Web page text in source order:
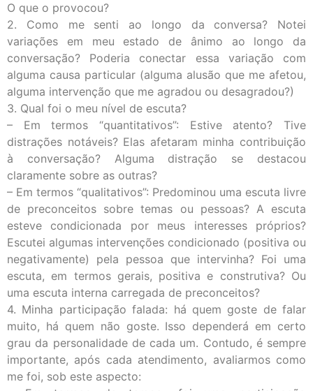
O que o provocou?
2. Como me senti ao longo da conversa? Notei
variações em meu estado de ânimo ao longo da
conversação? Poderia conectar essa variação com
alguma causa particular (alguma alusão que me afetou,
alguma intervenção que me agradou ou desagradou?)
3. Qual foi o meu nível de escuta?
– Em termos “quantitativos”: Estive atento? Tive
distrações notáveis? Elas afetaram minha contribuição
à conversação? Alguma distração se destacou
claramente sobre as outras?
– Em termos “qualitativos”: Predominou uma escuta livre
de preconceitos sobre temas ou pessoas? A escuta
esteve condicionada por meus interesses próprios?
Escutei algumas intervenções condicionado (positiva ou
negativamente) pela pessoa que intervinha? Foi uma
escuta, em termos gerais, positiva e construtiva? Ou
uma escuta interna carregada de preconceitos?
4. Minha participação falada: há quem goste de falar
muito, há quem não goste. Isso dependerá em certo
grau da personalidade de cada um. Contudo, é sempre
importante, após cada atendimento, avaliarmos como
me foi, sob este aspecto: